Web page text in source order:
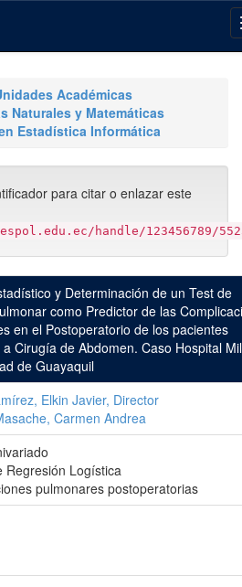
Académicas
Naturales y Matemáticas
Estadística Informática
para citar o enlazar este
handle/123456789/
y Determinación de un Test de
como Predictor de las
en el Postoperatorio de los pacientes
Cirugía de Abdomen. Caso Hospital
de Guayaquil
Elkin Javier, Director
Carmen Andrea
Regresión Logística
pulmonares postoperatorias